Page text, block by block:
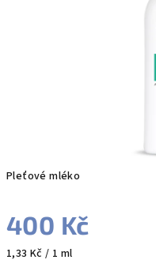
Pleťové mléko
400 Kč
Měrná
1,33 Kč / 1 ml